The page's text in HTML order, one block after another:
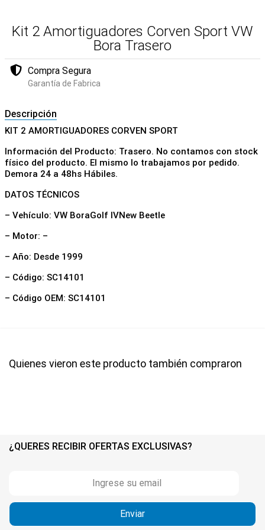
Kit 2 Amortiguadores Corven Sport VW
Bora Trasero
Compra Segura
Garantía de Fabrica
Descripción
KIT 2 AMORTIGUADORES CORVEN SPORT
Información del Producto: Trasero. No contamos con stock
físico del producto. El mismo lo trabajamos por pedido.
Demora 24 a 48hs Hábiles.
DATOS TÉCNICOS
– Vehículo: VW BoraGolf IVNew Beetle
– Motor: –
– Año: Desde 1999
– Código: SC14101
– Código OEM: SC14101
Quienes vieron este producto también compraron
¿QUERES RECIBIR OFERTAS EXCLUSIVAS?